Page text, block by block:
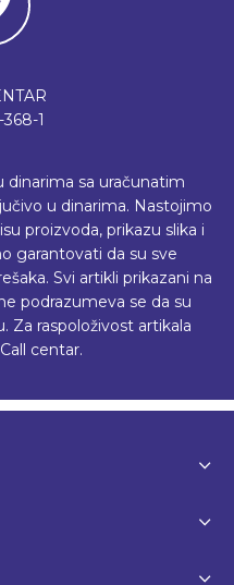
1
dinarima sa uračunatim
u dinarima. Nastojimo
proizvoda, prikazu slika i
garantovati da su sve
Svi artikli prikazani na
podrazumeva se da su
Za raspoloživost artikala
centar.